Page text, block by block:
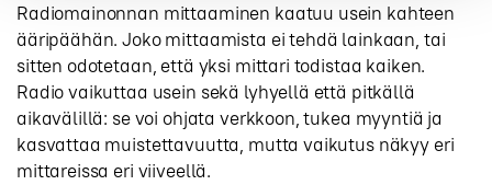
Radiomainonnan mittaaminen kaatuu usein kahteen
ääripäähän. Joko mittaamista ei tehdä lainkaan, tai
sitten odotetaan, että yksi mittari todistaa kaiken.
Radio vaikuttaa usein sekä lyhyellä että pitkällä
aikavälillä: se voi ohjata verkkoon, tukea myyntiä ja
kasvattaa muistettavuutta, mutta vaikutus näkyy eri
mittareissa eri viiveellä.